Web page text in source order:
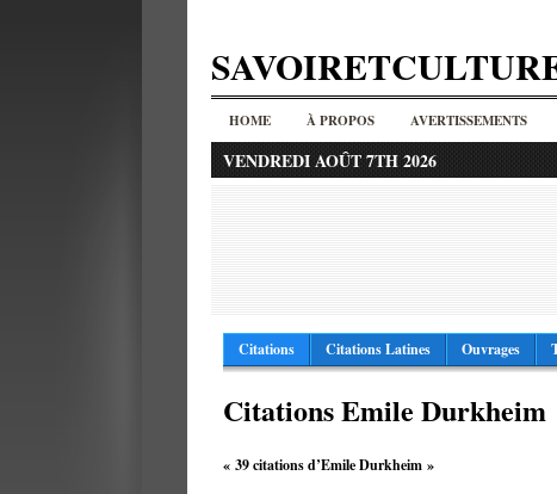
HOME À PROPOS AVERTISSEMENTS
VENDREDI AOÛT 7TH 2026
Citations Citations Latines Ouvrages
Citations Emile Durkheim
« 39 citations d’Emile Durkheim »